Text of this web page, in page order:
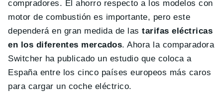
compradores. El ahorro respecto a los modelos con
motor de combustión es importante, pero este
dependerá en gran medida de las tarifas eléctricas
en los diferentes mercados. Ahora la comparadora
Switcher ha publicado un estudio que coloca a
España entre los cinco países europeos más caros
para cargar un coche eléctrico.